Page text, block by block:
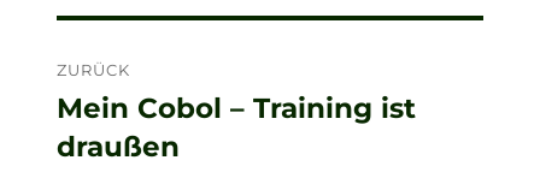
ZURÜCK
Vorheriger
Beitrag:
Mein Cobol – Training ist
draußen